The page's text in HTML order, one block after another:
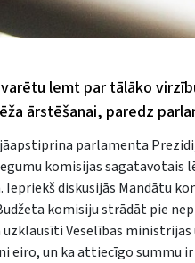
lemt par tālāko
ārstēšanai, paredz
parlamenta
komisijas
Iepriekš diskusijās Mandātu
komisiju strādāt pie
Veselības
eiro, un ka attiecīgo summu